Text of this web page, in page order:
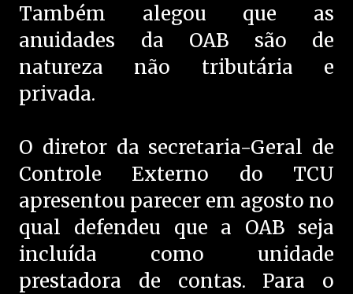
Também alegou que as
anuidades da OAB são de
natureza não tributária e
privada.
O diretor da secretaria-Geral de
Controle Externo do TCU
apresentou parecer em agosto no
qual defendeu que a OAB seja
incluída como unidade
prestadora de contas. Para o